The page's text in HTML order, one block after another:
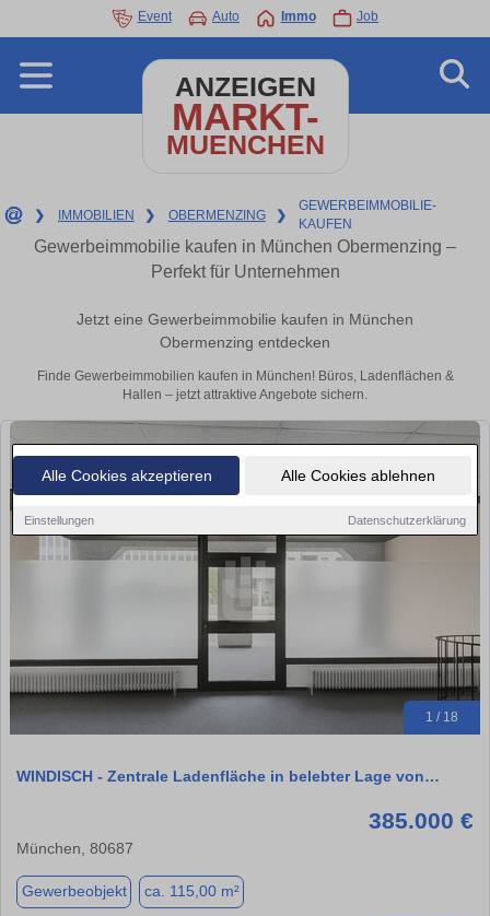
Alle Cookies akzeptieren Alle Cookies ablehnen
Einstellungen Datenschutzerklärung
Event Auto Immo Job
ANZEIGEN
MARKT-
MUENCHEN
❯ IMMOBILIEN ❯ OBERMENZING ❯
GEWERBEIMMOBILIE-
KAUFEN
Gewerbeimmobilie kaufen in München Obermenzing –
Perfekt für Unternehmen
Jetzt eine Gewerbeimmobilie kaufen in München
Obermenzing entdecken
Finde Gewerbeimmobilien kaufen in München! Büros, Ladenflächen &
Hallen – jetzt attraktive Angebote sichern.
1 / 18
WINDISCH - Zentrale Ladenfläche in belebter Lage von…
385.000 €
München, 80687
Gewerbeobjekt ca. 115,00 m²